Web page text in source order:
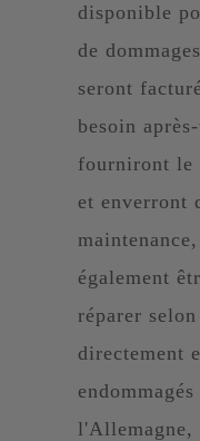
disponible
de
seront
besoin
fourniront le
et enverront
également
réparer
directement
l'Allemagne,